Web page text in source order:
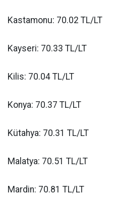
Kastamonu: 70.02 TL/LT
Kayseri: 70.33 TL/LT
Kilis: 70.04 TL/LT
Konya: 70.37 TL/LT
Kütahya: 70.31 TL/LT
Malatya: 70.51 TL/LT
Mardin: 70.81 TL/LT